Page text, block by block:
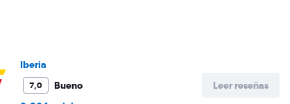
Iberia
7,0
Bueno
Leer reseñas